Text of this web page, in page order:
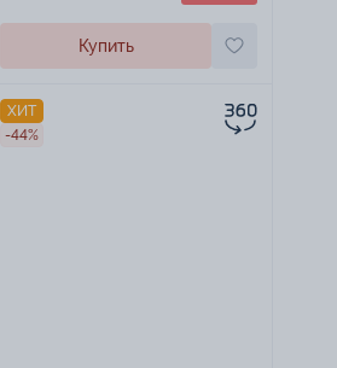
Купить
ХИТ
-44%